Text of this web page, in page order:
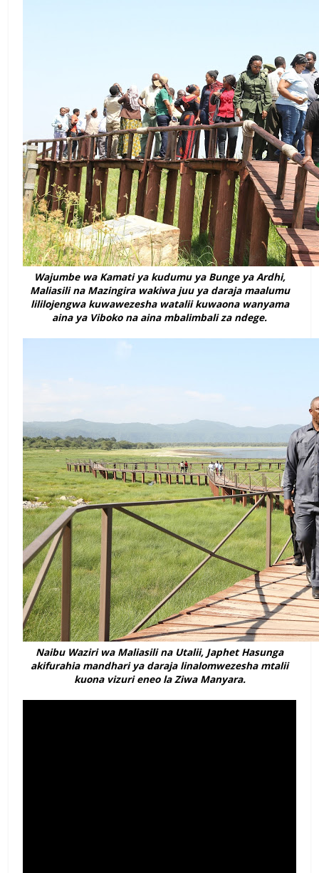
Wajumbe wa Kamati ya kudumu ya Bunge ya Ardhi,
Maliasili na Mazingira wakiwa juu ya daraja maalumu
lililojengwa kuwawezesha watalii kuwaona wanyama
aina ya Viboko na aina mbalimbali za ndege.
Naibu Waziri wa Maliasili na Utalii, Japhet Hasunga
akifurahia mandhari ya daraja linalomwezesha mtalii
kuona vizuri eneo la Ziwa Manyara.